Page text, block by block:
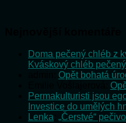
Doma pečený chléb z
Kváskový chléb
Opět bohatá
Permakulturisti jsou
Investice do umělých
Lenka „Čerstvé“